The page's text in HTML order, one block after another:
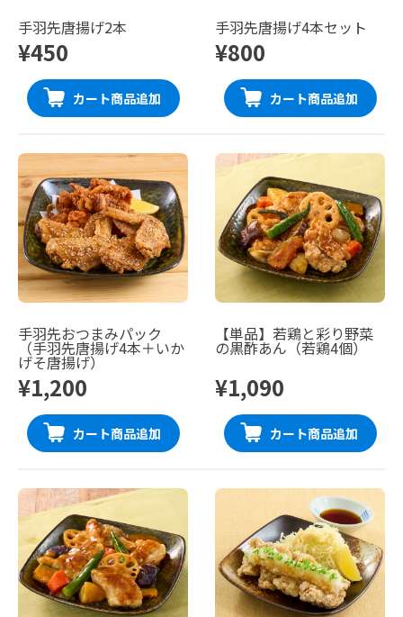
手羽先唐揚げ2本
¥450
カート商品追加
手羽先唐揚げ4本セット
¥800
カート商品追加
手羽先おつまみパック
（手羽先唐揚げ4本＋いか
げそ唐揚げ）
¥1,200
カート商品追加
【単品】若鶏と彩り野菜
の黒酢あん（若鶏4個）
¥1,090
カート商品追加